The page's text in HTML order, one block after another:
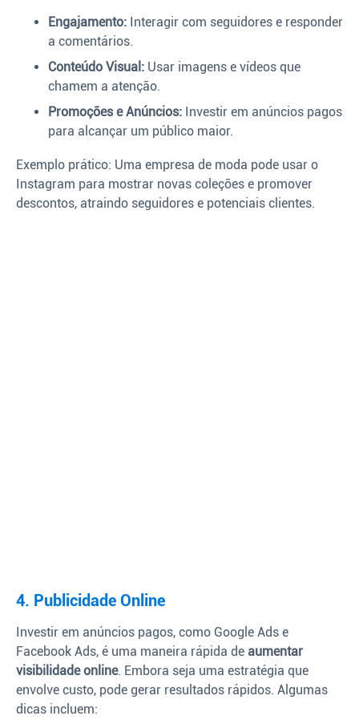
Engajamento: Interagir com seguidores e responder
a comentários.
Conteúdo Visual: Usar imagens e vídeos que
chamem a atenção.
Promoções e Anúncios: Investir em anúncios pagos
para alcançar um público maior.
Exemplo prático: Uma empresa de moda pode usar o
Instagram para mostrar novas coleções e promover
descontos, atraindo seguidores e potenciais clientes.
4. Publicidade Online
Investir em anúncios pagos, como Google Ads e
Facebook Ads, é uma maneira rápida de aumentar
visibilidade online. Embora seja uma estratégia que
envolve custo, pode gerar resultados rápidos. Algumas
dicas incluem: